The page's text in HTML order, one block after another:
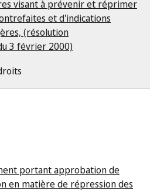
visant à prévenir et réprimer
et d'indications
(résolution
3 février 2000)
portant approbation de
en matière de répression des